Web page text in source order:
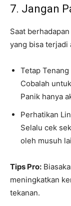
7. Jangan
Saat
yang bisa terjadi
Tetap Tenang
Cobalah
Panik hanya
Perhatikan
Selalu cek
oleh musuh
Tips Pro:
meningkatkan
tekanan.